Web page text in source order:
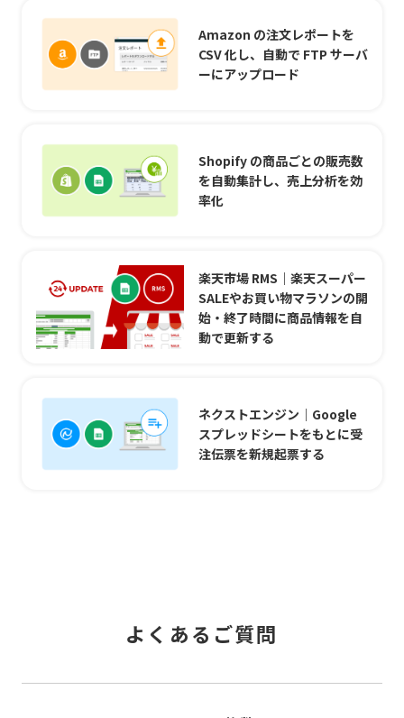
Amazon の注文レポートを
CSV 化し、自動で FTP サーバ
ーにアップロード
Shopify の商品ごとの販売数
を自動集計し、売上分析を効
率化
楽天市場 RMS｜楽天スーパー
SALEやお買い物マラソンの開
始・終了時間に商品情報を自
動で更新する
ネクストエンジン｜Google
スプレッドシートをもとに受
注伝票を新規起票する
よくあるご質問